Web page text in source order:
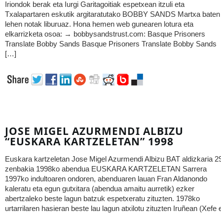
Iriondok berak eta Iurgi Garitagoitiak espetxean itzuli eta
Txalapartaren eskutik argitaratutako BOBBY SANDS Martxa baten
lehen notak liburuaz. Hona hemen web gunearen lotura eta
elkarrizketa osoa: → bobbysandstrust.com: Basque Prisoners
Translate Bobby Sands Basque Prisoners Translate Bobby Sands
[…]
JOSE MIGEL AZURMENDI ALBIZU
“EUSKARA KARTZELETAN” 1998
Euskara kartzeletan Jose Migel Azurmendi Albizu BAT aldizkaria
zenbakia 1998ko abendua EUSKARA KARTZELETAN Sarrera
1997ko indultoaren ondoren, abenduaren lauan Fran Aldanondo
kaleratu eta egun gutxitara (abendua amaitu aurretik) ezker
abertzaleko beste lagun batzuk espetxeratu zituzten. 1978ko
urtarrilaren hasieran beste lau lagun atxilotu zituzten Iruñean (Xefe